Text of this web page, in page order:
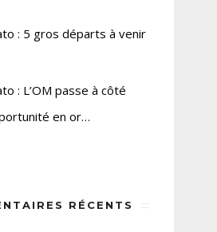
: 5 gros départs à venir
: L’OM passe à côté
en or…
RÉCENTS